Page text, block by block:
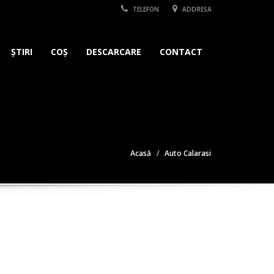
TELEFON ADDRESA
ȘTIRI COȘ DESCARCARE CONTACT
Acasă Auto Calarasi